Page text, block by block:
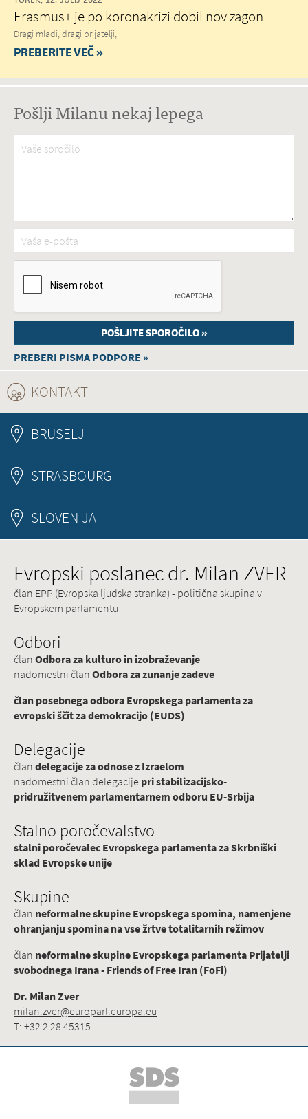
Erasmus+ je po koronakrizi dobil nov zagon
Dragi mladi, dragi prijatelji,
PREBERITE VEČ »
Pošlji Milanu nekaj lepega
Vaše spročilo*
Vaša e-pošta*
PREBERI PISMA PODPORE »
KONTAKT
BRUSELJ
STRASBOURG
SLOVENIJA
Evropski poslanec dr. Milan ZVER
član EPP (Evropska ljudska stranka) - politična skupina v
Evropskem parlamentu
Odbori
članOdbora za kulturo in izobraževanje
nadomestni članOdbora za zunanje zadeve
član posebnega odbora Evropskega parlamenta za
evropski ščit za demokracijo (EUDS)
Delegacije
člandelegacije za odnose z Izraelom
nadomestni član delegacije pri stabilizacijsko-
pridružitvenem parlamentarnem odboru EU-Srbija
Stalno poročevalstvo
stalni poročevalec Evropskega parlamenta za Skrbniški
sklad Evropske unije
Skupine
član neformalne skupine Evropskega spomina, namenjene
ohranjanju spomina na vse žrtve totalitarnih režimov
član neformalne skupine Evropskega parlamenta Prijatelji
svobodnega Irana - Friends of Free Iran (FoFi)
Dr. Milan Zver
milan.zver@europarl.europa.eu
T: +32 2 28 45315